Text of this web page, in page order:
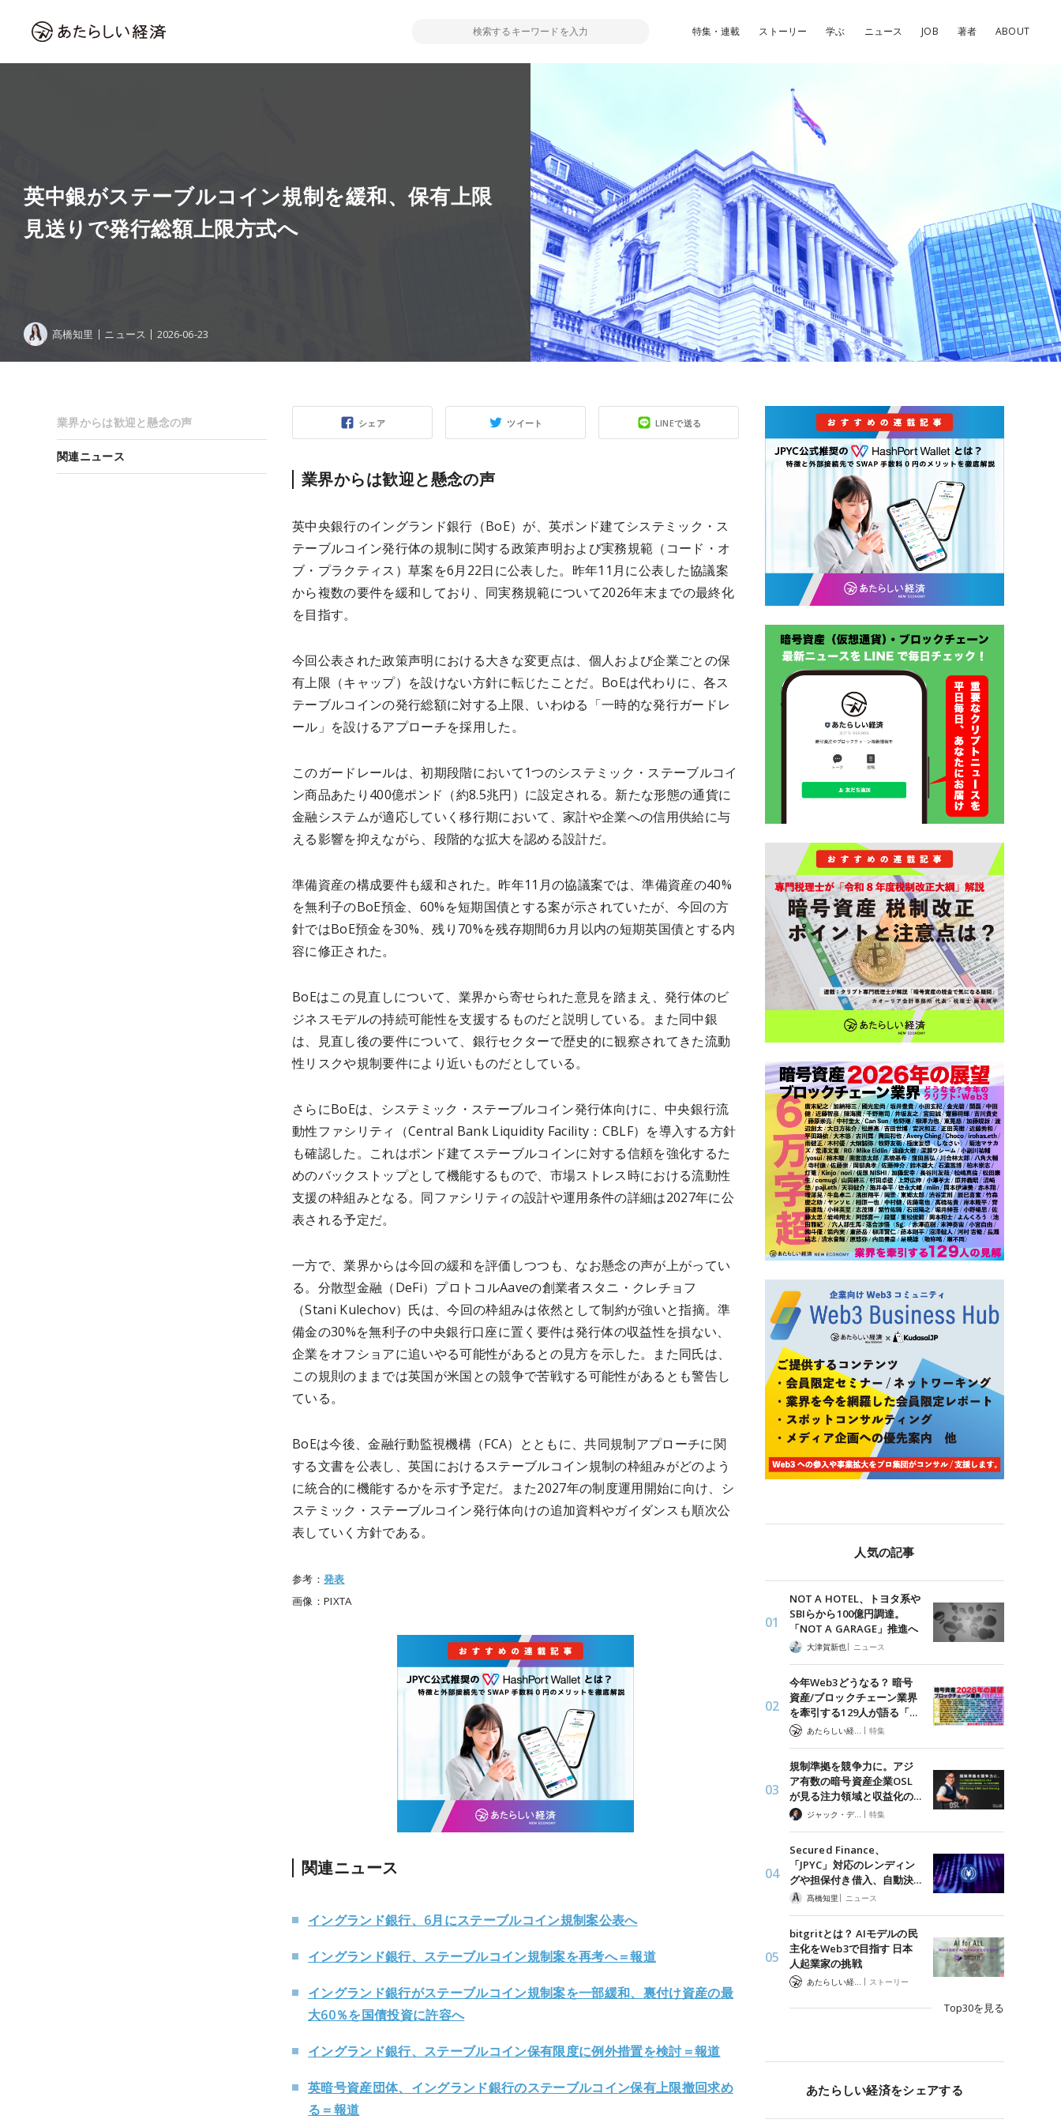
特集・連載 ストーリー 学ぶ ニュース JOB 著者 ABOUT
英中銀がステーブルコイン規制を緩和、保有上限
見送りで発行総額上限方式へ
髙橋知里 ニュース 2026-06-23
シェア ツイート LINEで送る
業界からは歓迎と懸念の声
英中央銀行のイングランド銀行（BoE）が、英ポンド建てシステミック・ス
テーブルコイン発行体の規制に関する政策声明および実務規範（コード・オ
ブ・プラクティス）草案を6月22日に公表した。昨年11月に公表した協議案
から複数の要件を緩和しており、同実務規範について2026年末までの最終化
を目指す。
今回公表された政策声明における大きな変更点は、個人および企業ごとの保
有上限（キャップ）を設けない方針に転じたことだ。BoEは代わりに、各ス
テーブルコインの発行総額に対する上限、いわゆる「一時的な発行ガードレ
ール」を設けるアプローチを採用した。
このガードレールは、初期段階において1つのシステミック・ステーブルコイ
ン商品あたり400億ポンド（約8.5兆円）に設定される。新たな形態の通貨に
金融システムが適応していく移行期において、家計や企業への信用供給に与
える影響を抑えながら、段階的な拡大を認める設計だ。
準備資産の構成要件も緩和された。昨年11月の協議案では、準備資産の40%
を無利子のBoE預金、60%を短期国債とする案が示されていたが、今回の方
針ではBoE預金を30%、残り70%を残存期間6カ月以内の短期英国債とする内
容に修正された。
BoEはこの見直しについて、業界から寄せられた意見を踏まえ、発行体のビ
ジネスモデルの持続可能性を支援するものだと説明している。また同中銀
は、見直し後の要件について、銀行セクターで歴史的に観察されてきた流動
性リスクや規制要件により近いものだとしている。
さらにBoEは、システミック・ステーブルコイン発行体向けに、中央銀行流
動性ファシリティ（Central Bank Liquidity Facility：CBLF）を導入する方針
も確認した。これはポンド建てステーブルコインに対する信頼を強化するた
めのバックストップとして機能するもので、市場ストレス時における流動性
支援の枠組みとなる。同ファシリティの設計や運用条件の詳細は2027年に公
表される予定だ。
一方で、業界からは今回の緩和を評価しつつも、なお懸念の声が上がってい
る。分散型金融（DeFi）プロトコルAaveの創業者スタニ・クレチョフ
（Stani Kulechov）氏は、今回の枠組みは依然として制約が強いと指摘。準
備金の30%を無利子の中央銀行口座に置く要件は発行体の収益性を損ない、
企業をオフショアに追いやる可能性があるとの見方を示した。また同氏は、
この規則のままでは英国が米国との競争で苦戦する可能性があるとも警告し
ている。
BoEは今後、金融行動監視機構（FCA）とともに、共同規制アプローチに関
する文書を公表し、英国におけるステーブルコイン規制の枠組みがどのよう
に統合的に機能するかを示す予定だ。また2027年の制度運用開始に向け、シ
ステミック・ステーブルコイン発行体向けの追加資料やガイダンスも順次公
表していく方針である。
参考： 発表
画像：PIXTA
関連ニュース
イングランド銀行、6月にステーブルコイン規制案公表へ
イングランド銀行、ステーブルコイン規制案を再考へ＝報道
イングランド銀行がステーブルコイン規制案を一部緩和、裏付け資産の最
大60％を国債投資に許容へ
イングランド銀行、ステーブルコイン保有限度に例外措置を検討＝報道
英暗号資産団体、イングランド銀行のステーブルコイン保有上限撤回求め
る＝報道
業界からは歓迎と懸念の声
関連ニュース
人気の記事
NOT A HOTEL、トヨタ系や
SBIらから100億円調達。
「NOT A GARAGE」推進へ
大津賀新也| ニュース
今年Web3どうなる？ 暗号
資産/ブロックチェーン業界
を牽引する129人が語る「…
| 特集
規制準拠を競争力に。アジ
ア有数の暗号資産企業OSL
が見る注力領域と収益化の…
ジャック・デロン（Jack Derong） | 特集
Secured Finance、
「JPYC」対応のレンディン
グや担保付き借入、自動決…
髙橋知里 | ニュース
bitgritとは？ AIモデルの民
主化をWeb3で目指す 日本
人起業家の挑戦
| ストーリー
Top30を見る
あたらしい経済をシェアする